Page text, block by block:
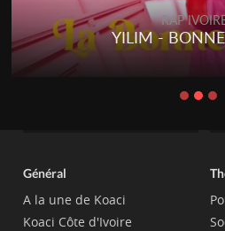
RAP
YILIM -
Général
A la une de Koaci
Koaci Côte d'Ivoire